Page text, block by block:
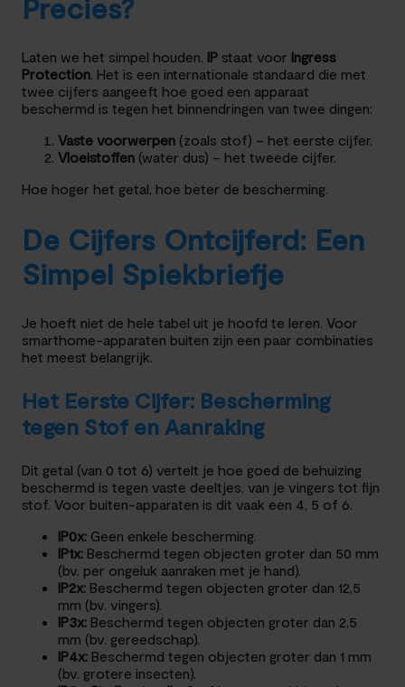
Laten we het simpel houden. IP staat voor Ingress
Protection. Het is een internationale standaard die met
twee cijfers aangeeft hoe goed een apparaat
beschermd is tegen het binnendringen van twee dingen:
Vaste voorwerpen (zoals stof) – het eerste cijfer.
Vloeistoffen (water dus) – het tweede cijfer.
Hoe hoger het getal, hoe beter de bescherming.
De Cijfers Ontcijferd: Een
Simpel Spiekbriefje
Je hoeft niet de hele tabel uit je hoofd te leren. Voor
smarthome-apparaten buiten zijn een paar combinaties
het meest belangrijk.
Het Eerste Cijfer: Bescherming
tegen Stof en Aanraking
Dit getal (van 0 tot 6) vertelt je hoe goed de behuizing
beschermd is tegen vaste deeltjes, van je vingers tot fijn
stof. Voor buiten-apparaten is dit vaak een 4, 5 of 6.
IP0x: Geen enkele bescherming.
IP1x: Beschermd tegen objecten groter dan 50 mm
(bv. per ongeluk aanraken met je hand).
IP2x: Beschermd tegen objecten groter dan 12,5
mm (bv. vingers).
IP3x: Beschermd tegen objecten groter dan 2,5
mm (bv. gereedschap).
IP4x: Beschermd tegen objecten groter dan 1 mm
(bv. grotere insecten).